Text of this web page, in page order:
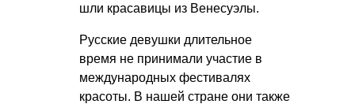
шли красавицы из Венесуэлы.
Русские девушки длительное
время не принимали участие в
международных фестивалях
красоты. В нашей стране они также